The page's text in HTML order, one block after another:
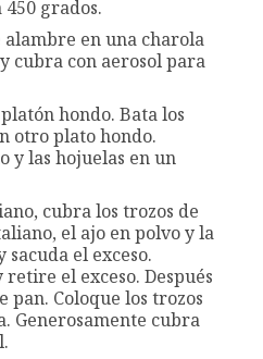
grados.
en una charola
cubra con aerosol para
hondo. Bata los
otro plato hondo.
y las hojuelas en un
cubra los trozos de
el ajo en polvo y la
el exceso.
el exceso. Después
pan. Coloque los trozos
Generosamente cubra